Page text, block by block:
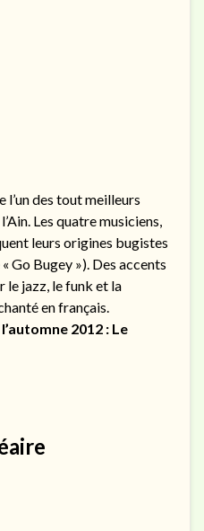
l’un des tout meilleurs
Les quatre musiciens,
leurs origines bugistes
Go Bugey »). Des accents
le jazz, le funk et la
en français.
2012 : Le